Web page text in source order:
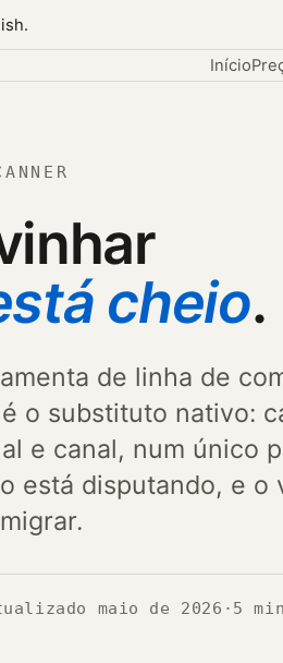
Início
cheio.
de linha de
o substituto nativo:
e canal, num único
está disputando, e o
maio de 2026 · 5